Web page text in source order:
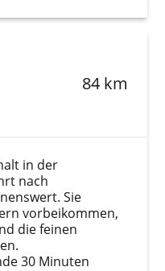
84 km
in der
nach
Sie
vorbeikommen,
die feinen
30 Minuten